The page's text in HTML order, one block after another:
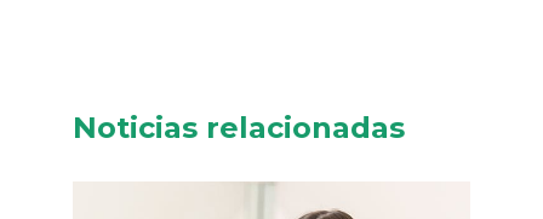
Noticias relacionadas